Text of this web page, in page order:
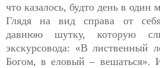
что казалось, будто день в один
Глядя на вид справа от
давнюю шутку, которую
экскурсовода: «В лиственный
Богом, в еловый – вешаться».